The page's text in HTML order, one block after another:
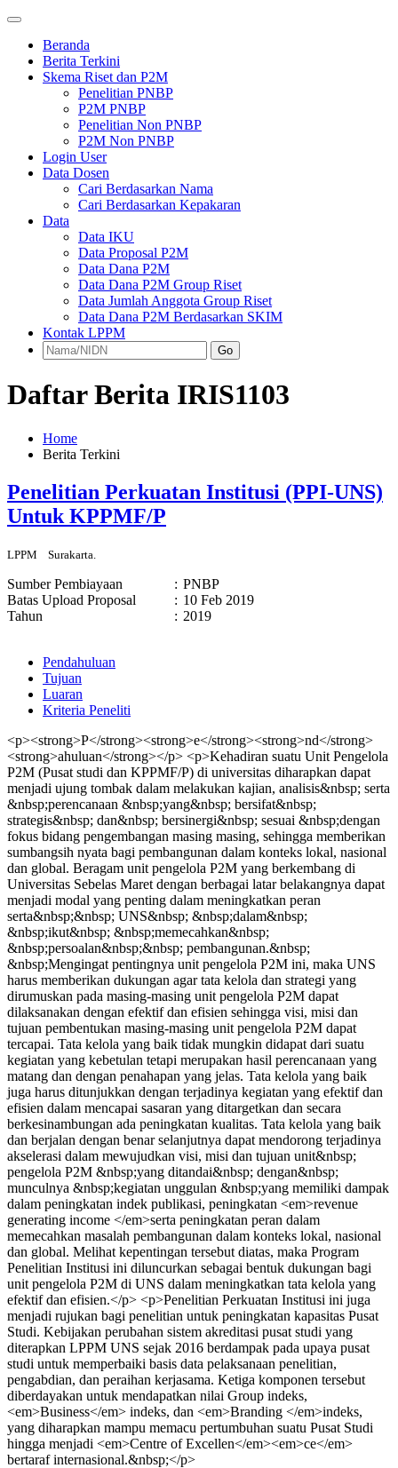
Beranda
Berita Terkini
Skema Riset dan P2M
Penelitian PNBP
P2M PNBP
Penelitian Non PNBP
P2M Non PNBP
Login User
Data Dosen
Cari Berdasarkan Nama
Cari Berdasarkan Kepakaran
Data
Data IKU
Data Proposal P2M
Data Dana P2M
Data Dana P2M Group Riset
Data Jumlah Anggota Group Riset
Data Dana P2M Berdasarkan SKIM
Kontak LPPM
Go
Daftar Berita IRIS1103
Home
Berita Terkini
Penelitian Perkuatan Institusi (PPI-UNS)
Untuk KPPMF/P
LPPM Surakarta.
Sumber Pembiayaan : PNBP
Batas Upload Proposal
: 10 Feb 2019
Tahun
: 2019
Pendahuluan
Tujuan
Luaran
Kriteria Peneliti
<p><strong>P</strong><strong>e</strong><strong>nd</strong>
<strong>ahuluan</strong></p> <p>Kehadiran suatu Unit Pengelola
P2M (Pusat studi dan KPPMF/P) di universitas diharapkan dapat
menjadi ujung tombak dalam melakukan kajian, analisis&nbsp; serta
&nbsp;perencanaan &nbsp;yang&nbsp; bersifat&nbsp;
strategis&nbsp; dan&nbsp; bersinergi&nbsp; sesuai &nbsp;dengan
fokus bidang pengembangan masing masing, sehingga memberikan
sumbangsih nyata bagi pembangunan dalam konteks lokal, nasional
dan global. Beragam unit pengelola P2M yang berkembang di
Universitas Sebelas Maret dengan berbagai latar belakangnya dapat
menjadi modal yang penting dalam meningkatkan peran
serta&nbsp;&nbsp; UNS&nbsp; &nbsp;dalam&nbsp;
&nbsp;ikut&nbsp; &nbsp;memecahkan&nbsp;
&nbsp;persoalan&nbsp;&nbsp; pembangunan.&nbsp;
&nbsp;Mengingat pentingnya unit pengelola P2M ini, maka UNS
harus memberikan dukungan agar tata kelola dan strategi yang
dirumuskan pada masing-masing unit pengelola P2M dapat
dilaksanakan dengan efektif dan efisien sehingga visi, misi dan
tujuan pembentukan masing-masing unit pengelola P2M dapat
tercapai. Tata kelola yang baik tidak mungkin didapat dari suatu
kegiatan yang kebetulan tetapi merupakan hasil perencanaan yang
matang dan dengan penahapan yang jelas. Tata kelola yang baik
juga harus ditunjukkan dengan terjadinya kegiatan yang efektif dan
efisien dalam mencapai sasaran yang ditargetkan dan secara
berkesinambungan ada peningkatan kualitas. Tata kelola yang baik
dan berjalan dengan benar selanjutnya dapat mendorong terjadinya
akselerasi dalam mewujudkan visi, misi dan tujuan unit&nbsp;
pengelola P2M &nbsp;yang ditandai&nbsp; dengan&nbsp;
munculnya &nbsp;kegiatan unggulan &nbsp;yang memiliki dampak
dalam peningkatan indek publikasi, peningkatan <em>revenue
generating income </em>serta peningkatan peran dalam
memecahkan masalah pembangunan dalam konteks lokal, nasional
dan global. Melihat kepentingan tersebut diatas, maka Program
Penelitian Institusi ini diluncurkan sebagai bentuk dukungan bagi
unit pengelola P2M di UNS dalam meningkatkan tata kelola yang
efektif dan efisien.</p> <p>Penelitian Perkuatan Institusi ini juga
menjadi rujukan bagi penelitian untuk peningkatan kapasitas Pusat
Studi. Kebijakan perubahan sistem akreditasi pusat studi yang
diterapkan LPPM UNS sejak 2016 berdampak pada upaya pusat
studi untuk memperbaiki basis data pelaksanaan penelitian,
pengabdian, dan peraihan kerjasama. Ketiga komponen tersebut
diberdayakan untuk mendapatkan nilai Group indeks,
<em>Business</em> indeks, dan <em>Branding </em>indeks,
yang diharapkan mampu memacu pertumbuhan suatu Pusat Studi
hingga menjadi <em>Centre of Excellen</em><em>ce</em>
bertaraf internasional.&nbsp;</p>